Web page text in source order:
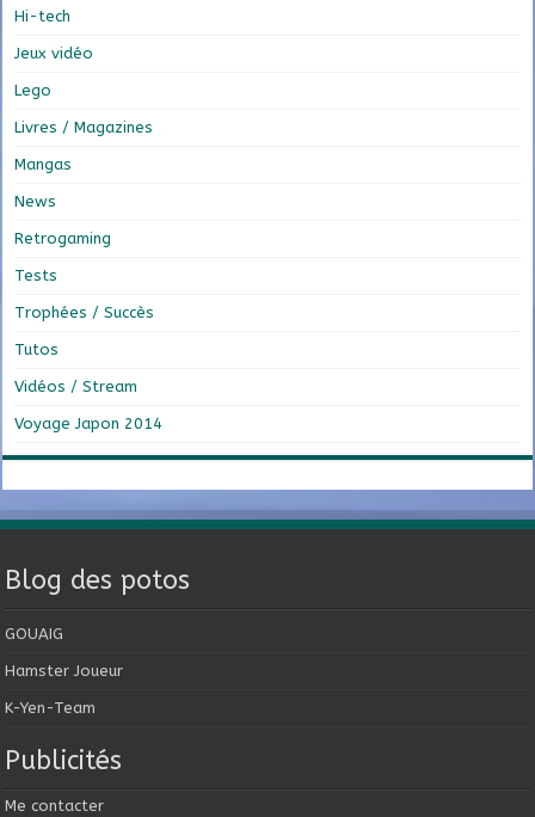
Hi-tech
Jeux vidéo
Lego
Livres / Magazines
Mangas
News
Retrogaming
Tests
Trophées / Succès
Tutos
Vidéos / Stream
Voyage Japon 2014
Blog des potos
GOUAIG
Hamster Joueur
K-Yen-Team
Publicités
Me contacter